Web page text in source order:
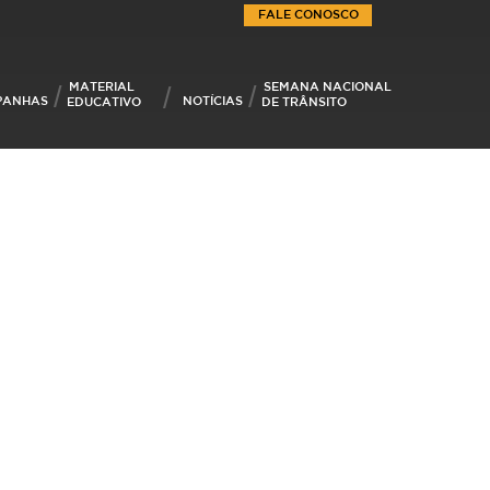
MATERIAL
EDUCATIVO
NOTÍCIAS
SEMANA NACIONAL
DE TRÂNSITO
FALE CONOSCO